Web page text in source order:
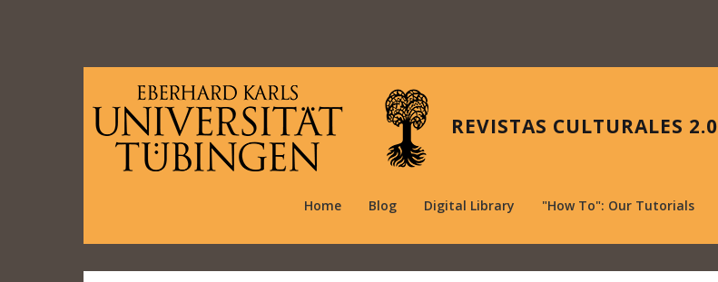
REVISTAS CULTURALES 2.0
Home Blog Digital Library "How To": Our Tutorials